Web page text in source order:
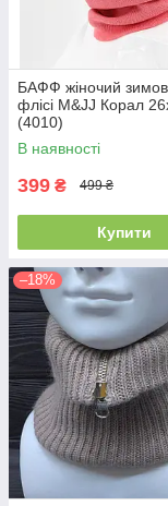
БАФФ жіночий
флісі M&JJ Корал
(4010)
В наявності
399 ₴ 499 ₴
Купити
–18%